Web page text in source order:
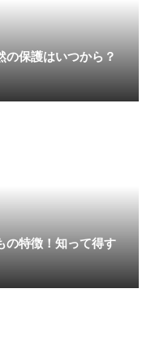
の保護はいつから？
の特徴！知って得す